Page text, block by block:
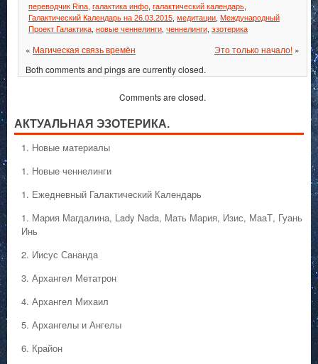
переводчик Rina галактика инфо галактический календарь
Галактический Календарь на 26.03.2015 медитации Международный
Проект Галактика новые ченнелинги ченнелинги эзотерика
« Магическая связь времён Это только начало! »
Both comments and pings are currently closed.
Comments are closed.
АКТУАЛЬНАЯ ЭЗОТЕРИКА.
1. Hовые материалы
1. Hовые ченнелинги
1. Ежедневный Галактический Календарь
1. Мария Магдалина, Lady Nada, Мать Мария, Изис, МааТ, Гуань
Инь
2. Иисус Сананда
3. Архангел Метатрон
4. Архангел Михаил
5. Архангелы и Ангелы
6. Крайон